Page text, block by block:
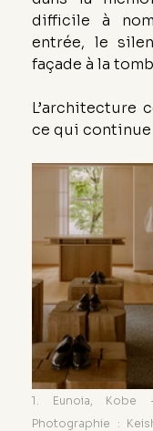
difficile à
entrée, le
façade à la
L’architecture
ce qui continue
1. Eunoia, Kobe
Photographie :